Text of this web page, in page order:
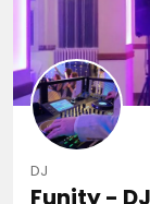
DJ
Funity -